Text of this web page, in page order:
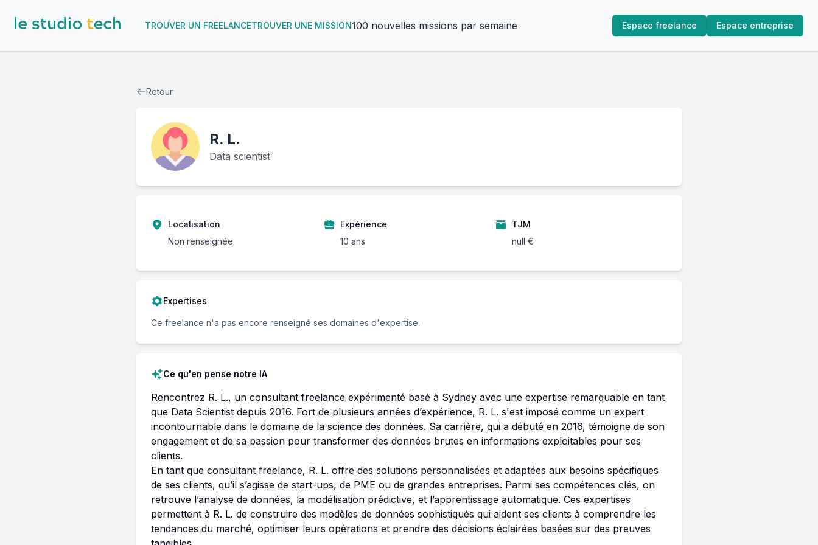
TROUVER UN FREELANCETROUVER UNE MISSION100 nouvelles missions par semaine Espace freelance Espace entreprise
Retour
R. L.
Data scientist
Localisation
Non renseignée
Expérience
10 ans
TJM
null €
Expertises
Ce freelance n'a pas encore renseigné ses domaines d'expertise.
Ce qu'en pense notre IA
Rencontrez R. L., un consultant freelance expérimenté basé à Sydney avec une expertise remarquable en tant
que Data Scientist depuis 2016. Fort de plusieurs années d’expérience, R. L. s'est imposé comme un expert
incontournable dans le domaine de la science des données. Sa carrière, qui a débuté en 2016, témoigne de son
engagement et de sa passion pour transformer des données brutes en informations exploitables pour ses
clients.
En tant que consultant freelance, R. L. offre des solutions personnalisées et adaptées aux besoins spécifiques
de ses clients, qu’il s’agisse de start-ups, de PME ou de grandes entreprises. Parmi ses compétences clés, on
retrouve l’analyse de données, la modélisation prédictive, et l’apprentissage automatique. Ces expertises
permettent à R. L. de construire des modèles de données sophistiqués qui aident ses clients à comprendre les
tendances du marché, optimiser leurs opérations et prendre des décisions éclairées basées sur des preuves